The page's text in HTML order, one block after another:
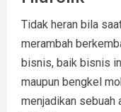
Tidak heran bila
merambah
bisnis, baik bisnis
maupun bengkel
menjadikan sebuah